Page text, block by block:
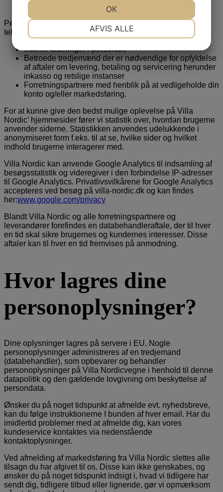
Personoplysninger afgivet på villa-nordic.dk eller via
telefonisk kontakt videregives kun til:
Interne afdelinger / personale
Betroede tredjemænd der er nødvendige for opfyldelse
af aftaler om levering, betaling og servicering herunder
inkasso og retslige instanser
Forretningspartnere med henblik på at vedligeholde din
konto og/eller markedsføring.
For at kunne give den bedst mulige oplevelse på Villa
Nordic’ hjemmesider fører vi statistik over, hvordan brugerne
anvender siderne. Statistikken anvendes udelukkende i
anonymiseret form f.eks. til at se, hvilke sider og hvilket
indhold brugerne interagerer med.
Villa Nordic kan anvende Google Analytics til indsamling af
besøgsstatistik og videregiver i den forbindelse IP-adresser
til Google Analytics. Privatlivsvilkårene for Google Analytics
accepteres ved besøg på villa-nordic.dk og kan findes
her:www.google.com/privacy
Blandt Villa Nordic og alle forretningspartnere og
leverandører forefindes en databehandleraftale, der til hver
en tid skal sikre brugernes og kundernes interesser. Disse
aftaler kan til hver en tid fremvises på anmodning.
Hvor lagres dine
personoplysninger?
Dine oplysninger lagres på servere i EU. Nogle
personoplysninger administreres af en tredjemand
(databehandler), som opbevarer og behandler
personoplysninger på Villa Nordicvegne i henhold til denne
datapolitik og den gældende lovgivning om beskyttelse af
persondata.
Ønsker du på noget tidspunkt at afmelde evt. nyhedsbreve,
kan du følge instruktionerne I bunden af hver email. Har du
imidlertid problemer med at afmelde dig, kan vores
kundeservice kontaktes via nedenstående
kontaktoplysninger.
Ved afmelding af markedsføring fra Villa Nordic slettes alle
tilsagn du har afgivet til os. Disse kan ikke genskabes, og
ønsker du på noget tidspunkt indsigt i, hvad vi tidligere har
sendt dig, tidligere tilbud eller lignende, gør vi opmærksom
MARKETING STATISTIK
AFVIS ALLE
OK